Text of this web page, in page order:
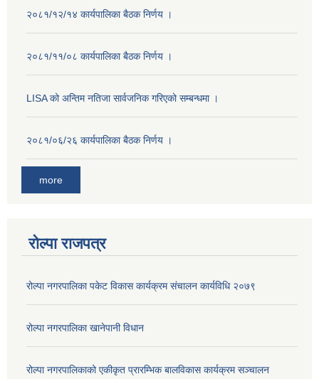
२०८१/१२/१४ कार्यपालिका बैठक निर्णय ।
२०८१/११/०८ कार्यपालिका बैठक निर्णय ।
LISA को अन्तिम नतिजा सार्वजनिक गरिएको सम्बन्धमा ।
२०८१/०६/२६ कार्यपालिका बैठक निर्णय ।
more
रोल्पा राजपत्र
रोल्पा नगरपालिका पकेट विकास कार्यक्रम संचालन कार्यविधि २०७९
रोल्पा नगरपालिका खानेपानी विधान
रोल्पा नगरपालिकाको एकीकृत प्रारम्भिक बालविकास कार्यक्रम सञ्चालन